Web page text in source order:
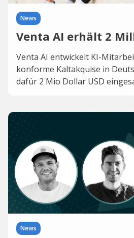
News
Venta AI erhält 2
Venta AI entwickelt KI-
konforme Kaltakquise in
dafür 2 Mio Dollar USD
News